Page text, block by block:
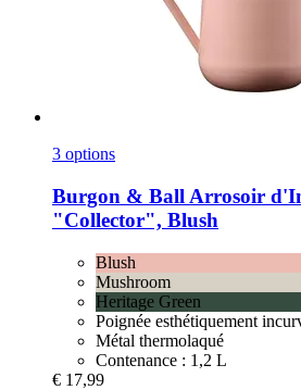
3 options
Burgon & Ball Arrosoir
"Collector", Blush
Blush
Mushroom
Heritage Green
Poignée esthétiquement
Métal thermolaqué
Contenance : 1,2 L
€ 17,99